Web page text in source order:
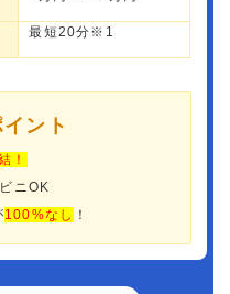
最短20分※1
ント
！
ニOK
100%なし ！